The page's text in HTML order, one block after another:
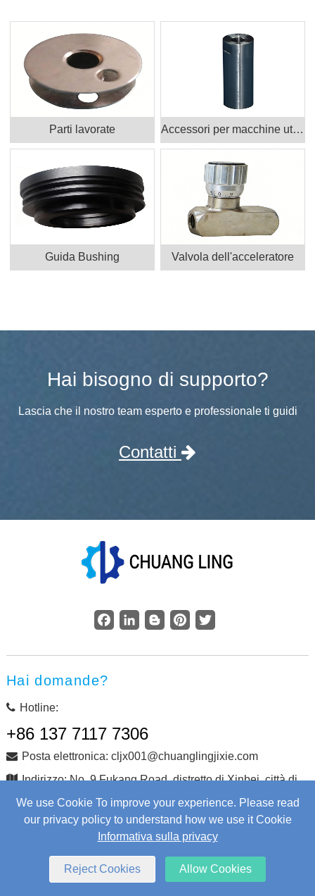
We use Cookie To improve your experience. Please read
our privacy policy to understand how we use it Cookie
Informativa sulla privacy
Reject Cookies Allow Cookies
Parti lavorate Accessori per macchine utensili
Guida Bushing Valvola dell'acceleratore
Hai bisogno di supporto?
Lascia che il nostro team esperto e professionale ti guidi
Contatti
Facebook
LinkedInBloggerPinterestTwitter
Hai domande?
Hotline:
+86 137 7117 7306
Posta elettronica: cljx001@chuanglingjixie.com
Indirizzo: No. 9 Fukang Road, distretto di Xinbei, città di
Changzhou, provincia di Jiangsu, Cina
Tutti i diritti riservati.
Web Development
by Wangke
mappa del sito
XML Informativa sulla privacy